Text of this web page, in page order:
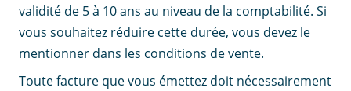
validité de 5 à 10 ans au niveau de la comptabilité. Si
vous souhaitez réduire cette durée, vous devez le
mentionner dans les conditions de vente.
Toute facture que vous émettez doit nécessairement